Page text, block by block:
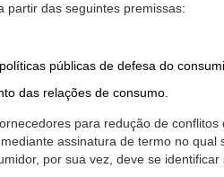
partir das seguintes premissas:
públicas de defesa do
das relações de consumo.
para redução de conflitos
assinatura de termo no qual
por sua vez, deve se